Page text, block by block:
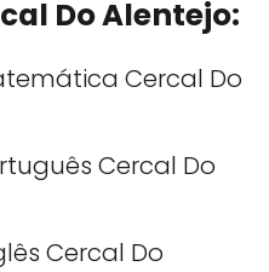
Do Alentejo:
Cercal Do
Cercal Do
Cercal Do